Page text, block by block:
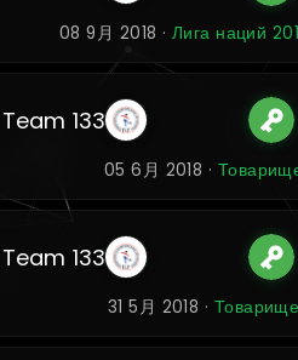
08 9月 2018 · Лига наций
Team 133
05 6月 2018 ·
Team 133
31 5月 2018 ·